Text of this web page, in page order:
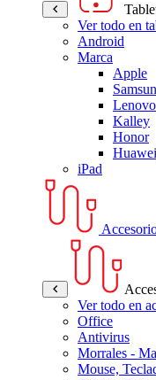
Ver todo en
Android
Marca
Apple
Lenovo
Kalley
Honor
Huawei
iPad
Ver todo en
Office
Antivirus
Morrales -
Mouse,